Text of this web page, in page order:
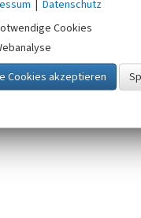
| Datenschutz
Cookies